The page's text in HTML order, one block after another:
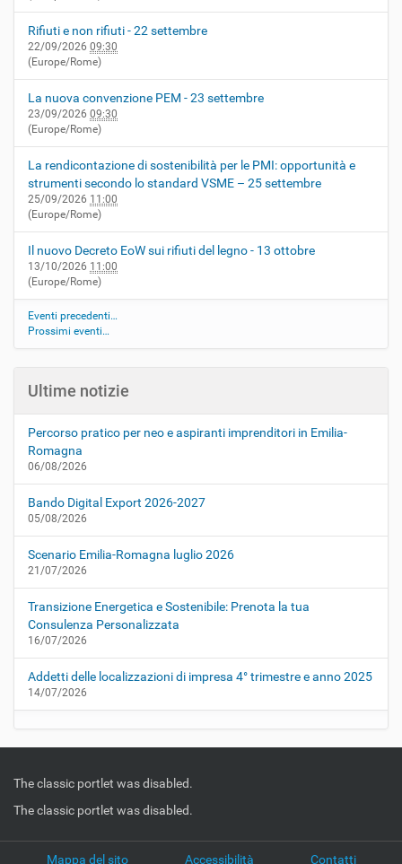
Rifiuti e non rifiuti - 22 settembre
22/09/2026 09:30
(Europe/Rome)
La nuova convenzione PEM - 23 settembre
23/09/2026 09:30
(Europe/Rome)
La rendicontazione di sostenibilità per le PMI: opportunità e
strumenti secondo lo standard VSME – 25 settembre
25/09/2026 11:00
(Europe/Rome)
Il nuovo Decreto EoW sui rifiuti del legno - 13 ottobre
13/10/2026 11:00
(Europe/Rome)
Eventi precedenti…
Prossimi eventi…
Ultime notizie
Percorso pratico per neo e aspiranti imprenditori in Emilia-
Romagna
06/08/2026
Bando Digital Export 2026-2027
05/08/2026
Scenario Emilia-Romagna luglio 2026
21/07/2026
Transizione Energetica e Sostenibile: Prenota la tua
Consulenza Personalizzata
16/07/2026
Addetti delle localizzazioni di impresa 4° trimestre e anno 2025
14/07/2026
The classic portlet was disabled.
The classic portlet was disabled.
Mappa del sito Accessibilità Contatti